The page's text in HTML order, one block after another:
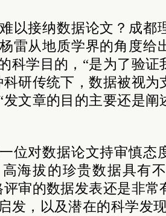
以接纳数据论文？成都
雷从地质学界的角度给
科学目的，“是为了验
科研传统下，数据被视
发文章的目的主要还是
位对数据论文持审慎态
海拔的珍贵数据具有
评审的数据发表还是非
发，以及潜在的科学发